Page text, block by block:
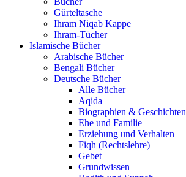
Gürteltasche
Ihram Niqab Kappe
Ihram-Tücher
Islamische Bücher
Arabische Bücher
Bengali Bücher
Deutsche Bücher
Alle Bücher
Aqida
Biographien & Geschichten
Ehe und Familie
Erziehung und Verhalten
Fiqh (Rechtslehre)
Gebet
Grundwissen